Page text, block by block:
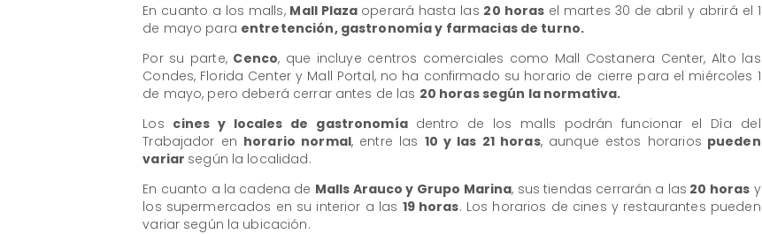
En cuanto a los malls, Mall Plaza operará hasta las 20 horas el martes 30 de abril y abrirá el 1
de mayo para entretención, gastronomía y farmacias de turno.
Por su parte, Cenco, que incluye centros comerciales como Mall Costanera Center, Alto las
Condes, Florida Center y Mall Portal, no ha confirmado su horario de cierre para el miércoles 1
de mayo, pero deberá cerrar antes de las 20 horas según la normativa.
Los cines y locales de gastronomía dentro de los malls podrán funcionar el Día del
Trabajador en horario normal, entre las 10 y las 21 horas, aunque estos horarios pueden
variar según la localidad.
En cuanto a la cadena de Malls Arauco y Grupo Marina, sus tiendas cerrarán a las 20 horas y
los supermercados en su interior a las 19 horas. Los horarios de cines y restaurantes pueden
variar según la ubicación.